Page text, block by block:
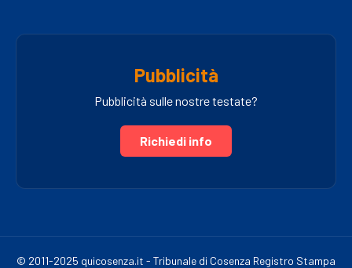
Pubblicità
Pubblicità sulle nostre testate?
Richiedi info
© 2011-2025 quicosenza.it - Tribunale di Cosenza Registro Stampa